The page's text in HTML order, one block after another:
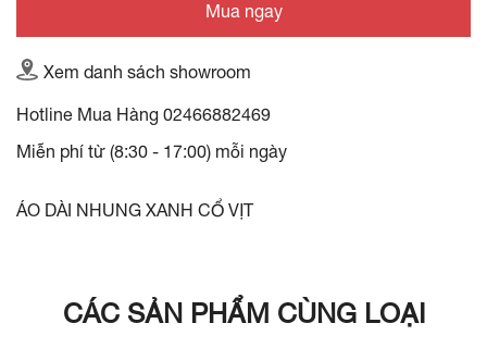
Mua ngay
Xem danh sách showroom
Hotline Mua Hàng 02466882469
Miễn phí từ (8:30 - 17:00) mỗi ngày
ÁO DÀI NHUNG XANH CỔ VỊT
CÁC SẢN PHẨM CÙNG LOẠI